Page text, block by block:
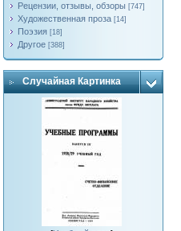
Рецензии, отзывы, обзоры [747]
Художественная проза [14]
Поэзия [18]
Другое [388]
Случайная Картинка